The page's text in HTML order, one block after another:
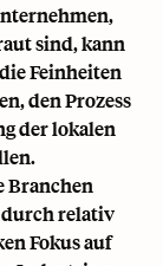
sind, kann
Feinheiten
den Prozess
der lokalen
Branchen
relativ
Fokus auf